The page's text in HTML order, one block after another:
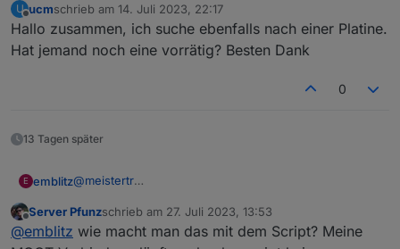
für 60 Euro gefunden.
Über eine PN würde ich mich freuen.
Viele Grüße
U
Offline
ucmschrieb am 14. Juli 2023, 22:17
zuletzt editiert von
Hallo zusammen, ich suche ebenfalls nach einer Platine.
Hat jemand noch eine vorrätig? Besten Dank
0
13 Tagen später
E emblitz@meistertr
Darufhin wurden ja die im o.g. Bild genannten
Datenpunkte automatisch erzeugt. Vermutl. sind diese
Ich habe daraufhin dein Skript eingefügt. Folgende
Objekte wurden angelegt:
Offline
Server Pfunzschrieb am 27. Juli 2023, 13:53
zuletzt editiert von
@emblitz wie macht man das mit dem Script? Meine